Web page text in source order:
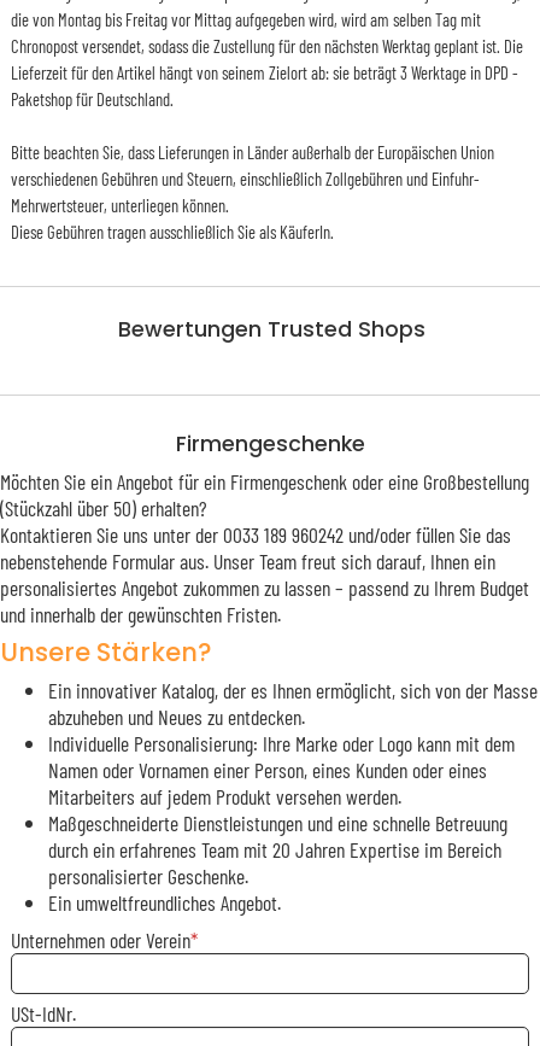
Bewertungen Trusted Shops
die von Montag bis Freitag vor Mittag aufgegeben wird, wird am selben Tag mit
Chronopost versendet, sodass die Zustellung für den nächsten Werktag geplant ist. Die
Lieferzeit für den Artikel hängt von seinem Zielort ab: sie beträgt 3 Werktage in DPD -
Paketshop für Deutschland.
Bitte beachten Sie, dass Lieferungen in Länder außerhalb der Europäischen Union
verschiedenen Gebühren und Steuern, einschließlich Zollgebühren und Einfuhr-
Mehrwertsteuer, unterliegen können.
Diese Gebühren tragen ausschließlich Sie als KäuferIn.
Firmengeschenke
Möchten Sie ein Angebot für ein Firmengeschenk oder eine Großbestellung
(Stückzahl über 50) erhalten?
Kontaktieren Sie uns unter der 0033 189 960242 und/oder füllen Sie das
nebenstehende Formular aus. Unser Team freut sich darauf, Ihnen ein
personalisiertes Angebot zukommen zu lassen – passend zu Ihrem Budget
und innerhalb der gewünschten Fristen.
Unsere Stärken?
Ein innovativer Katalog, der es Ihnen ermöglicht, sich von der Masse
abzuheben und Neues zu entdecken.
Individuelle Personalisierung: Ihre Marke oder Logo kann mit dem
Namen oder Vornamen einer Person, eines Kunden oder eines
Mitarbeiters auf jedem Produkt versehen werden.
Maßgeschneiderte Dienstleistungen und eine schnelle Betreuung
durch ein erfahrenes Team mit 20 Jahren Expertise im Bereich
personalisierter Geschenke.
Ein umweltfreundliches Angebot.
Unternehmen oder Verein
USt-IdNr.